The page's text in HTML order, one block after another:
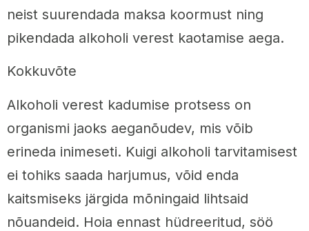
neist suurendada maksa koormust ning
pikendada alkoholi verest kaotamise aega.
Kokkuvõte
Alkoholi verest kadumise protsess on
organismi jaoks aeganõudev, mis võib
erineda inimeseti. Kuigi alkoholi tarvitamisest
ei tohiks saada harjumus, võid enda
kaitsmiseks järgida mõningaid lihtsaid
nõuandeid. Hoia ennast hüdreeritud, söö